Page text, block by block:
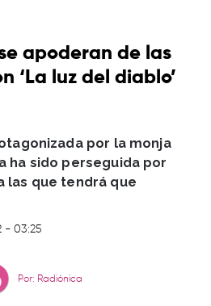
apoderan de las
‘La luz del diablo’
por la monja
ha sido perseguida por
las que tendrá que
- 03:25
Por: Radiónica